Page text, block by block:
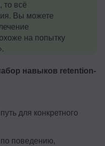
то всё
Вы можете
на попытку
навыков retention-
для конкретного
поведению,